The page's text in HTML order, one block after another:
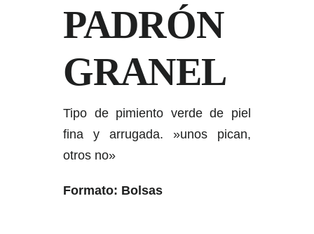
PADRÓN
GRANEL
Tipo de pimiento verde de piel
fina y arrugada. »unos pican,
otros no»
Formato: Bolsas